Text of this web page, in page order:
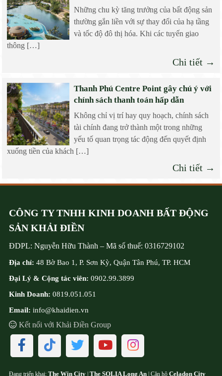
Những chu kỳ tăng trưởng của bất động sản
thường gắn liền với sự thay đổi của hạ tầng
và tốc độ đô thị hóa. Khi các tuyến giao
thông […]
Chi tiết →
Thanh Phú Centre Point gây chú ý với
chính sách thanh toán hấp dẫn
Không chỉ vị trí hay quy hoạch, chính sách
tài chính đang trở thành một trong những
yếu tố quan trọng tác động đến quyết định
xuống tiền của khách […]
Chi tiết →
CÔNG TY TNHH KINH DOANH BẤT ĐỘNG
SẢN KHẢI ĐIỀN
ĐDPL: Nguyễn Hữu Thành – Mã số thuế: 0316729102
Địa chỉ: 48 Bờ Bao 1, P. Sơn Kỳ, Quận Tân Phú, TP. HCM
Đại Lý & Cộng tác viên: 0902.99.3899
Kinh Doanh: 0819.051.051
Email: info@khaidien.vn
Kết nối với Khải Điền Group
Đang triển khai: The Win City The SOLIA Long An | Căn hộ Celadon City